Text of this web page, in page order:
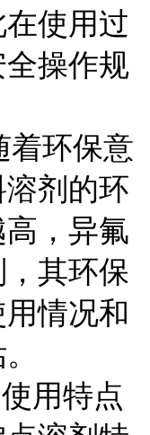
使用过
操作规
着环保意
剂的环
，异氟
其环保
情况和
用特点